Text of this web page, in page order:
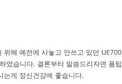
해 예전에 사놓고 안쓰고 있던 UE700
였습니다. 결론부터 말씀드리자면 폼팁
는게 정신건강에 좋습니다.